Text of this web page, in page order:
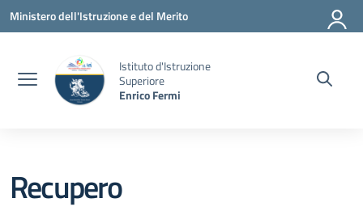
Vai ai contenuti
Vai al menu di navigazione
Vai al footer
Ministero dell'Istruzione e del Merito
Istituto d'Istruzione
Superiore
Enrico Fermi
Recupero